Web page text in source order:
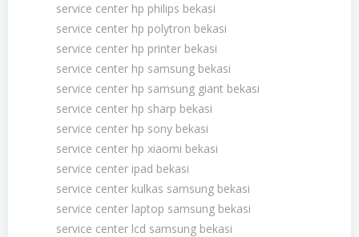
service center hp philips bekasi
service center hp polytron bekasi
service center hp printer bekasi
service center hp samsung bekasi
service center hp samsung giant bekasi
service center hp sharp bekasi
service center hp sony bekasi
service center hp xiaomi bekasi
service center ipad bekasi
service center kulkas samsung bekasi
service center laptop samsung bekasi
service center lcd samsung bekasi